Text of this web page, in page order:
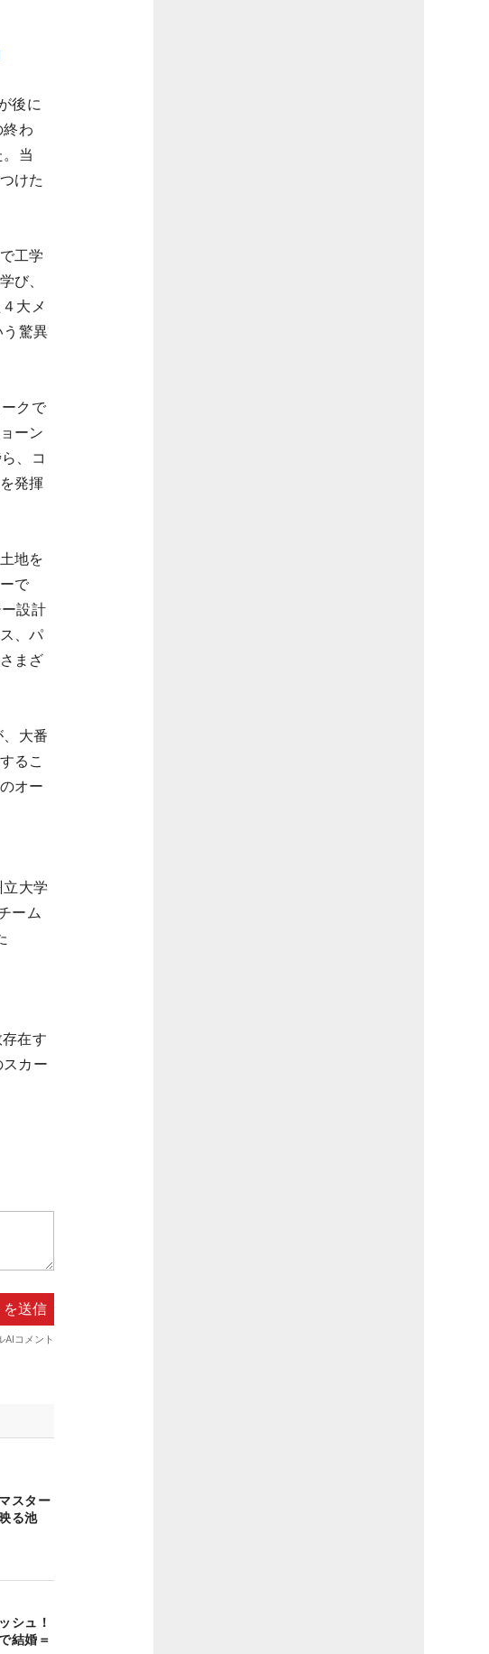
後に
わ
当
けた
工学
び、
大メ
驚異
クで
ーン
、コ
発揮
地を
で
設計
、パ
まざ
大番
るこ
オー
大学
ーム
在す
カー
スター
る池
シュ！
結婚＝